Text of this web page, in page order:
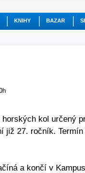
KNIHY BAZAR
kol určený
již 27. ročník. Termín
a končí v